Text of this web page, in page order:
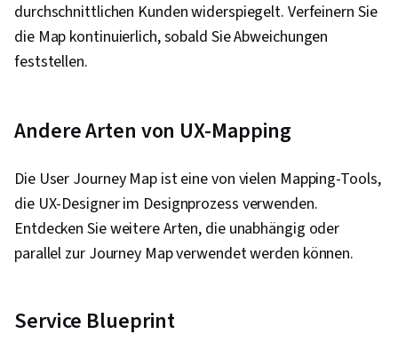
durchschnittlichen Kunden widerspiegelt. Verfeinern Sie
die Map kontinuierlich, sobald Sie Abweichungen
feststellen.
Andere Arten von UX-Mapping
Die User Journey Map ist eine von vielen Mapping-Tools,
die UX-Designer im Designprozess verwenden.
Entdecken Sie weitere Arten, die unabhängig oder
parallel zur Journey Map verwendet werden können.
Service Blueprint